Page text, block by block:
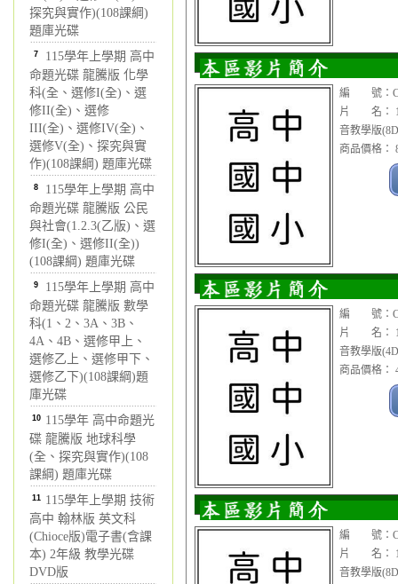
探究與實作)(108課綱)
題庫光碟
7 115學年上學期 高中
命題光碟 龍騰版 化學
科(全、選修I(全)、選
修II(全)、選修
III(全)、選修IV(全)、
選修V(全)、探究與實
作)(108課綱) 題庫光碟
8 115學年上學期 高中
命題光碟 龍騰版 公民
與社會(1.2.3(乙版)、選
修I(全)、選修II(全))
(108課綱) 題庫光碟
9 115學年上學期 高中
命題光碟 龍騰版 數學
科(1、2、3A、3B、
4A、4B、選修甲上、
選修乙上、選修甲下、
選修乙下)(108課綱)題
庫光碟
10 115學年 高中命題光
碟 龍騰版 地球科學
(全、探究與實作)(108
課綱) 題庫光碟
11 115學年上學期 技術
高中 翰林版 英文科
(Chioce版)電子書(含課
本) 2年級 教學光碟
DVD版
編 號：
片 名：
音教學版
商品價格：
編 號：
片 名：
音教學版
商品價格：
編 號：
片 名：
音教學版